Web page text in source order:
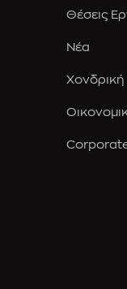
Θέσεις
Νέα
Χονδρική